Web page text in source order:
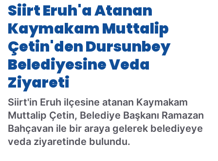
Belediyesine Veda Ziyareti
Siirt Eruh'a Atanan
Kaymakam Muttalip
Çetin'den Dursunbey
Belediyesine Veda
Ziyareti
Siirt'in Eruh ilçesine atanan Kaymakam
Muttalip Çetin, Belediye Başkanı Ramazan
Bahçavan ile bir araya gelerek belediyeye
veda ziyaretinde bulundu.